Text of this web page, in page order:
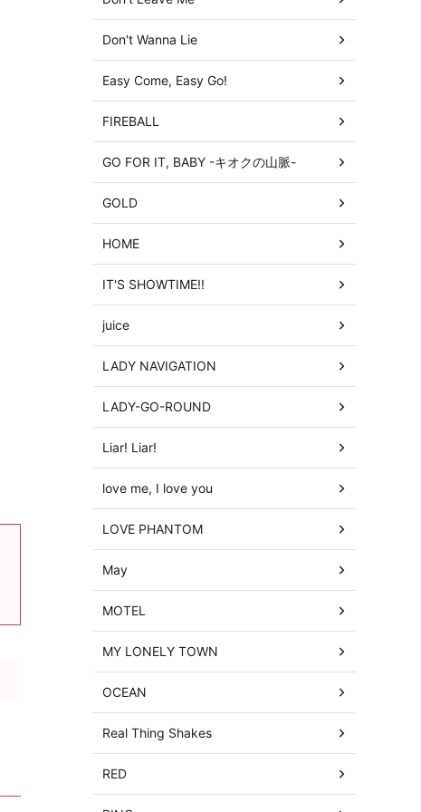
Don't Wanna Lie
Easy Come, Easy Go!
FIREBALL
GO FOR IT, BABY -キオクの山脈-
GOLD
HOME
IT'S SHOWTIME!!
juice
LADY NAVIGATION
LADY-GO-ROUND
Liar! Liar!
love me, I love you
LOVE PHANTOM
May
MOTEL
MY LONELY TOWN
OCEAN
Real Thing Shakes
RED